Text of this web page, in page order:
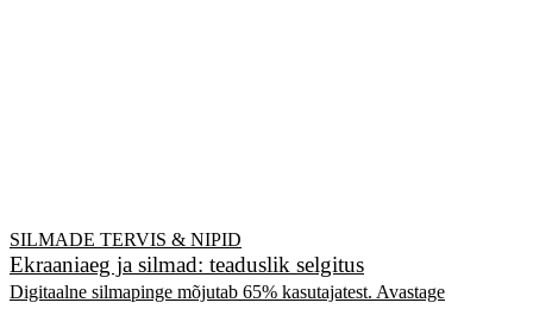
SILMADE TERVIS & NIPID
Ekraaniaeg ja silmad: teaduslik selgitus
Digitaalne silmapinge mõjutab 65% kasutajatest. Avastage